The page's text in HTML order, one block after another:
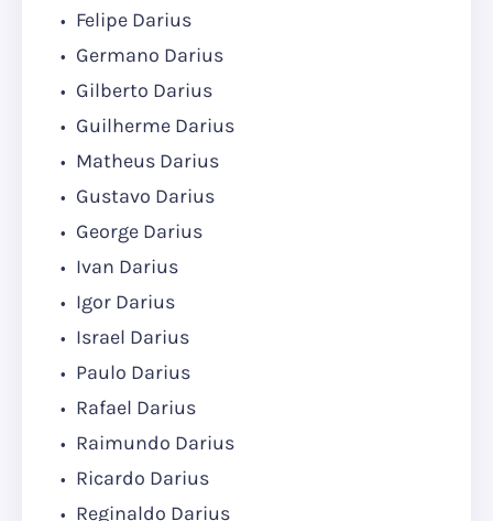
Felipe Darius
Germano Darius
Gilberto Darius
Guilherme Darius
Matheus Darius
Gustavo Darius
George Darius
Ivan Darius
Igor Darius
Israel Darius
Paulo Darius
Rafael Darius
Raimundo Darius
Ricardo Darius
Reginaldo Darius